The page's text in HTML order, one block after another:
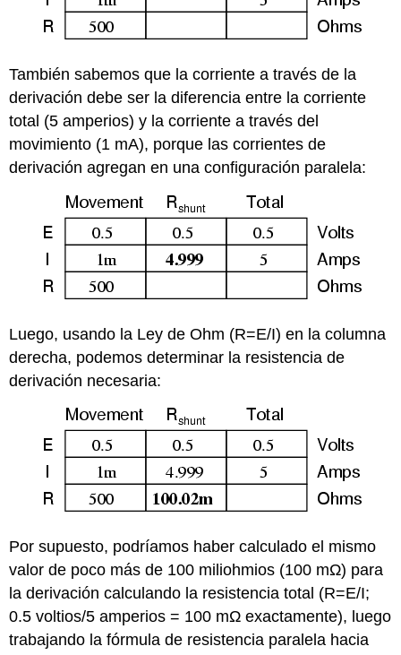
También sabemos que la corriente a través de la
derivación debe ser la diferencia entre la corriente
total (5 amperios) y la corriente a través del
movimiento (1 mA), porque las corrientes de
derivación agregan en una configuración paralela:
Luego, usando la Ley de Ohm (R=E/I) en la columna
derecha, podemos determinar la resistencia de
derivación necesaria:
Por supuesto, podríamos haber calculado el mismo
valor de poco más de 100 miliohmios (100 mΩ) para
la derivación calculando la resistencia total (R=E/I;
0.5 voltios/5 amperios = 100 mΩ exactamente), luego
trabajando la fórmula de resistencia paralela hacia